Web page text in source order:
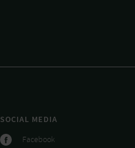
SOCIAL MEDIA
Facebook